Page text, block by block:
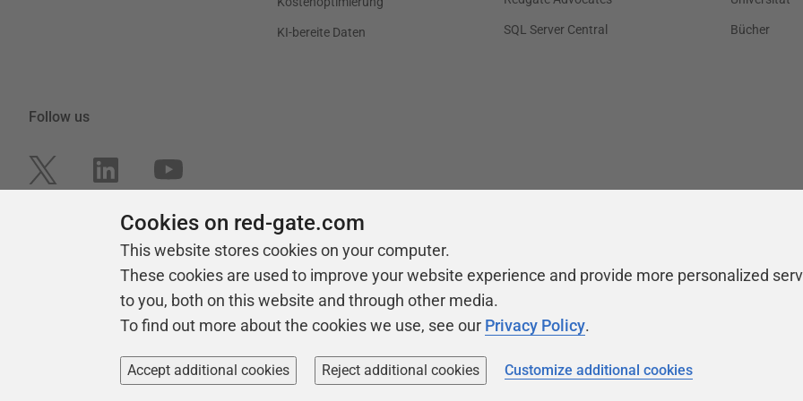
KI-bereite Daten SQL Server Central Bücher
Follow us
2026Red Gate Software Ltd
Cookies on red-gate.com
This website stores cookies on your computer.
These cookies are used to improve your website experience and provide more personalized
to you, both on this website and through other media.
To find out more about the cookies we use, see our Privacy Policy.
Accept additional cookies Reject additional cookies Customize additional cookies